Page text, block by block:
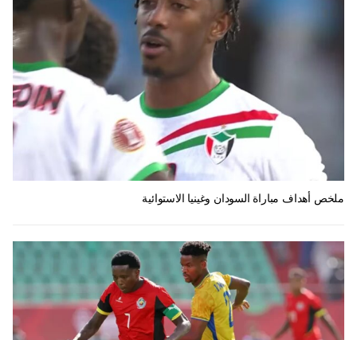
ملخص أهداف مباراة السودان وغينيا الاستوائية